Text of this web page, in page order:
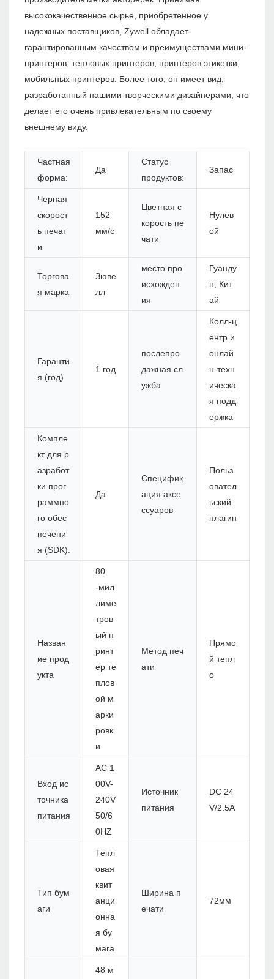
высококачественное сырье, приобретенное у
надежных поставщиков, Zywell обладает
гарантированным качеством и преимуществами мини-
принтеров, тепловых принтеров, принтеров этикетки,
мобильных принтеров. Более того, он имеет вид,
разработанный нашими творческими дизайнерами, что
делает его очень привлекательным по своему
внешнему виду.
Частная
форма:
Да
Статус
продуктов:
Запас
Черная
скорост
ь печат
и
152
мм/с
Цветная с
корость пе
чати
Нулев
ой
Торгова
я марка
Зюве
лл
место про
исхожден
ия
Гуанду
н, Кит
ай
Гаранти
я (год)
1 год
послепро
дажная сл
ужба
Колл-ц
ентр и
онлай
н-техн
ическа
я подд
ержка
Компле
кт для р
азработ
ки прог
раммно
го обес
печени
я (SDK):
Да
Специфик
ация аксе
ссуаров
Польз
овател
ьский
плагин
Назван
ие прод
укта
80
-мил
лиме
тров
ый п
ринт
ер те
плов
ой м
арки
ровк
и
Метод печ
ати
Прямо
й тепл
о
Вход ис
точника
питания
AC 1
00V-
240V
50/6
0HZ
Источник
питания
DC 24
V/2.5A
Тип бум
аги
Тепл
овая
квит
анци
онна
я бу
мага
Ширина п
ечати
72мм
48 м